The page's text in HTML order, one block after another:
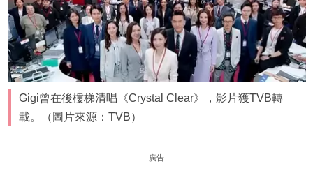
Gigi曾在後樓梯清唱《Crystal Clear》，影片獲TVB轉
載。（圖片來源：TVB）
廣告